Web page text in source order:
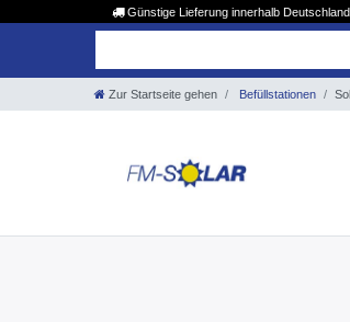
Günstige Lieferung innerhalb
Zur Startseite gehen Befüllstationen